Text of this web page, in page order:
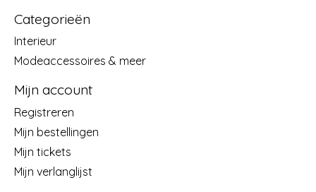
Categorieën
Interieur
Modeaccessoires & meer
Mijn account
Registreren
Mijn bestellingen
Mijn tickets
Mijn verlanglijst